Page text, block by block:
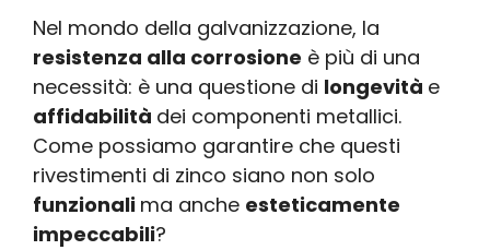
Nel mondo della galvanizzazione, la
resistenza alla corrosione è più di una
necessità: è una questione di longevità e
affidabilità dei componenti metallici.
Come possiamo garantire che questi
rivestimenti di zinco siano non solo
funzionali ma anche esteticamente
impeccabili?